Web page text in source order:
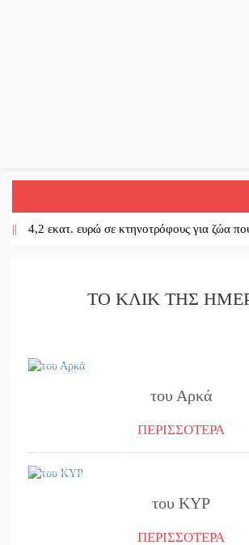
εκατ. ευρώ σε κτηνοτρόφους για ζώα που
ΤΟ ΚΛΙΚ ΤΗΣ
του Αρκά
ΠΕΡΙΣΣΟΤΕΡΑ
του ΚΥΡ
ΠΕΡΙΣΣΟΤΕΡΑ